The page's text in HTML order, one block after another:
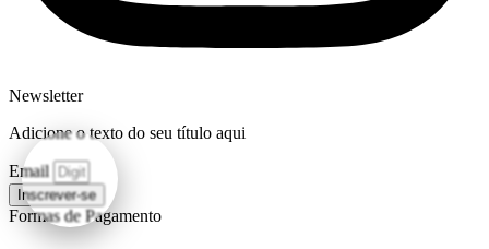
Newsletter
Adicione o texto do seu título aqui
Email
Inscrever-se
Formas de Pagamento